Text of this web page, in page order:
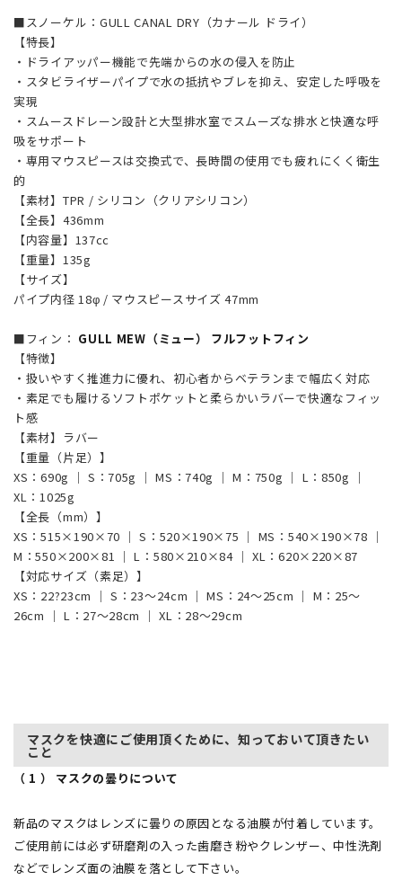
■スノーケル：GULL CANAL DRY（カナール ドライ）
【特長】
・ドライアッパー機能で先端からの水の侵入を防止
・スタビライザーパイプで水の抵抗やブレを抑え、安定した呼吸を
実現
・スムースドレーン設計と大型排水室でスムーズな排水と快適な呼
吸をサポート
・専用マウスピースは交換式で、長時間の使用でも疲れにくく衛生
的
【素材】TPR / シリコン（クリアシリコン）
【全長】436mm
【内容量】137cc
【重量】135g
【サイズ】
パイプ内径 18φ / マウスピースサイズ 47mm
■フィン： GULL MEW（ミュー） フルフットフィン
【特徴】
・扱いやすく推進力に優れ、初心者からベテランまで幅広く対応
・素足でも履けるソフトポケットと柔らかいラバーで快適なフィッ
ト感
【素材】ラバー
【重量（片足）】
XS：690g ｜ S：705g ｜ MS：740g ｜ M：750g ｜ L：850g ｜
XL：1025g
【全長（mm）】
XS：515×190×70 ｜ S：520×190×75 ｜ MS：540×190×78 ｜
M：550×200×81 ｜ L：580×210×84 ｜ XL：620×220×87
【対応サイズ（素足）】
XS：22?23cm ｜ S：23～24cm ｜ MS：24～25cm ｜ M：25～
26cm ｜ L：27～28cm ｜ XL：28～29cm
マスクを快適にご使用頂くために、知っておいて頂きたい
こと
（ 1 ） マスクの曇りについて
新品のマスクはレンズに曇りの原因となる油膜が付着しています。
ご使用前には必ず研磨剤の入った歯磨き粉やクレンザー、中性洗剤
などでレンズ面の油膜を落として下さい。